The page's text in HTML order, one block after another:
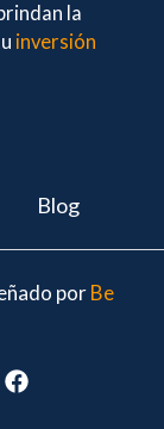
la
inversión
Blog
por Be